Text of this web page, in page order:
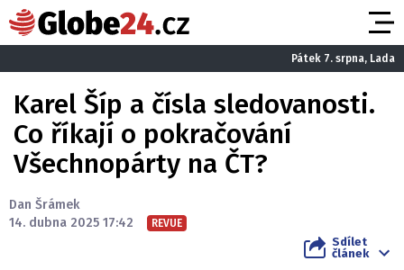
Pátek 7. srpna, Lada
Karel Šíp a čísla sledovanosti.
Co říkají o pokračování
Všechnopárty na ČT?
Dan Šrámek
14. dubna 2025 17:42
REVUE
Sdílet
článek